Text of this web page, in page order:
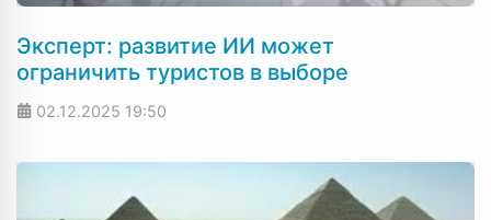
Эксперт: развитие ИИ может
ограничить туристов в выборе
02.12.2025 19:50